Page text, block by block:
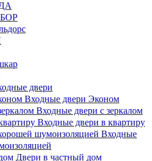
двери
Входные двери Эконом
Входные двери с зеркалом
Входные двери в квартиру
Входные
Двери в частный дом